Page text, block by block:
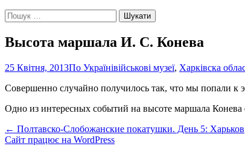
Пошук:
Высота маршала И. С. Конева
25 Квітня, 2013По Українівійськові музеї, Харківска
Совершенно случайно получилось так, что мы попали к
Одно из интересных событий на высоте маршала
Навігація
по
← Полтавско-Слобожанские покатушки. День 5: Харьков
Сайт працює на WordPress